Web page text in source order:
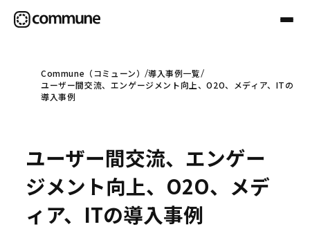
Communeについて
事例
Commune（コミューン）
導入事例一覧
ユーザー間交流、エンゲージメント向上、O2O、メディア、ITの
導入事例
ユーザー間交流、エンゲー
ジメント向上、O2O、メデ
ィア、ITの導入事例